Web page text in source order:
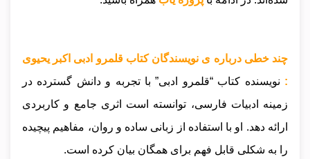
چند خطی درباره ی نویسندگان کتاب قلمرو ادبی اکبر یحیوی
: نویسنده کتاب “قلمرو ادبی” با تجربه و دانش گسترده در
زمینه ادبیات فارسی، توانسته است اثری جامع و کاربردی
ارائه دهد. او با استفاده از زبانی ساده و روان، مفاهیم پیچیده
را به شکلی قابل فهم برای همگان بیان کرده است.